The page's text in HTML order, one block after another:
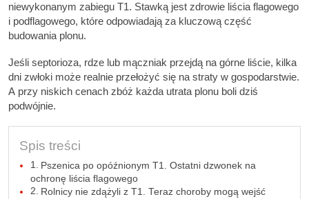
niewykonanym zabiegu T1. Stawką jest zdrowie liścia flagowego
i podflagowego, które odpowiadają za kluczową część
budowania plonu.
Jeśli septorioza, rdze lub mączniak przejdą na górne liście, kilka
dni zwłoki może realnie przełożyć się na straty w gospodarstwie.
A przy niskich cenach zbóż każda utrata plonu boli dziś
podwójnie.
Spis treści
Pszenica po opóźnionym T1. Ostatni dzwonek na
ochronę liścia flagowego
Rolnicy nie zdążyli z T1. Teraz choroby mogą wejść